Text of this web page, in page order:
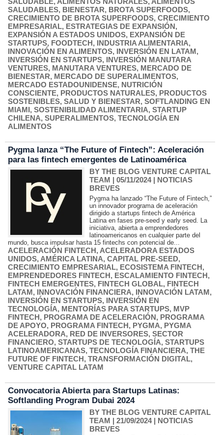
SALUDABLES, BIENESTAR, BROTA SUPERFOODS,
CRECIMIENTO DE BROTA SUPERFOODS, CRECIMIENTO
EMPRESARIAL, ESTRATEGIAS DE EXPANSIÓN,
EXPANSIÓN A ESTADOS UNIDOS, EXPANSIÓN DE
STARTUPS, FOODTECH, INDUSTRIA ALIMENTARIA,
INNOVACIÓN EN ALIMENTOS, INVERSIÓN EN LATAM,
INVERSIÓN EN STARTUPS, INVERSIÓN MANUTARA
VENTURES, MANUTARA VENTURES, MERCADO DE
BIENESTAR, MERCADO DE SUPERALIMENTOS,
MERCADO ESTADOUNIDENSE, NUTRICIÓN
CONSCIENTE, PRODUCTOS NATURALES, PRODUCTOS
SOSTENIBLES, SALUD Y BIENESTAR, SOFTLANDING EN
MIAMI, SOSTENIBILIDAD ALIMENTARIA, STARTUP
CHILENA, SUPERALIMENTOS, TECNOLOGÍA EN
ALIMENTOS
Pygma lanza “The Future of Fintech”: Aceleración
para las fintech emergentes de Latinoamérica
BY THE BLOG VENTURE CAPITAL
TEAM | 05/11/2024| NOTICIAS
BREVES
Pygma ha lanzado “The Future of Fintech,”
un innovador programa de aceleración
dirigido a startups fintech de América
Latina en fases pre-seed y early seed. La
iniciativa, abierta a emprendedores
latinoamericanos en cualquier parte del
mundo, busca impulsar hasta 15 fintechs con potencial de...
ACELERACIÓN FINTECH, ACELERADORA ESTADOS
UNIDOS, AMÉRICA LATINA, CAPITAL PRE-SEED,
CRECIMIENTO EMPRESARIAL, ECOSISTEMA FINTECH,
EMPRENDEDORES FINTECH, ESCALAMIENTO FINTECH,
FINTECH EMERGENTES, FINTECH GLOBAL, FINTECH
LATAM, INNOVACIÓN FINANCIERA, INNOVACIÓN LATAM,
INVERSIÓN EN STARTUPS, INVERSIÓN EN
TECNOLOGÍA, MENTORÍAS PARA STARTUPS, MVP
FINTECH, PROGRAMA DE ACELERACIÓN, PROGRAMA
DE APOYO, PROGRAMA FINTECH, PYGMA, PYGMA
ACELERADORA, RED DE INVERSORES, SECTOR
FINANCIERO, STARTUPS DE TECNOLOGÍA, STARTUPS
LATINOAMERICANAS, TECNOLOGÍA FINANCIERA, THE
FUTURE OF FINTECH, TRANSFORMACIÓN DIGITAL,
VENTURE CAPITAL LATAM
Convocatoria Abierta para Startups Latinas:
Softlanding Program Dubai 2024
BY THE BLOG VENTURE CAPITAL
TEAM | 21/09/2024| NOTICIAS
BREVES